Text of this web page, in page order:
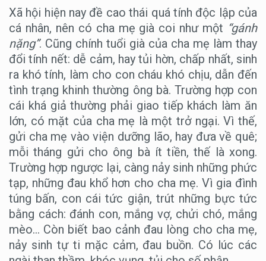
Xã hội hiện nay đề cao thái quá tính độc lập của
cá nhân, nên có cha mẹ già coi như một “gánh
nặng”. Cũng chính tuổi già của cha mẹ làm thay
đổi tính nết: dễ cảm, hay tủi hờn, chấp nhất, sinh
ra khó tính, làm cho con cháu khó chịu, dẫn đến
tình trạng khinh thường ông bà. Trường hợp con
cái khá giả thường phải giao tiếp khách làm ăn
lớn, có mặt của cha mẹ là một trở ngại. Vì thế,
gửi cha mẹ vào viện dưỡng lão, hay đưa về quê;
mỗi tháng gửi cho ông bà ít tiền, thế là xong.
Trường hợp ngược lại, càng nảy sinh những phức
tạp, những đau khổ hơn cho cha mẹ. Vì gia đình
túng bấn, con cái tức giận, trút những bực tức
bằng cách: đánh con, mắng vợ, chửi chó, mắng
mèo… Còn biết bao cảnh đau lòng cho cha mẹ,
nảy sinh tự ti mặc cảm, đau buồn. Có lúc các